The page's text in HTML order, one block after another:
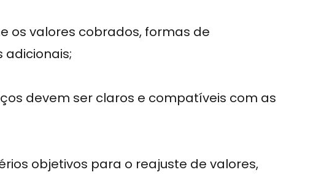
os valores cobrados, formas de
devem ser claros e compatíveis com as
objetivos para o reajuste de valores,